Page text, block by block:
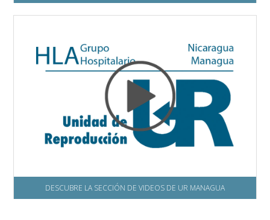
DESCUBRE LA SECCIÓN DE VIDEOS DE UR MANAGUA